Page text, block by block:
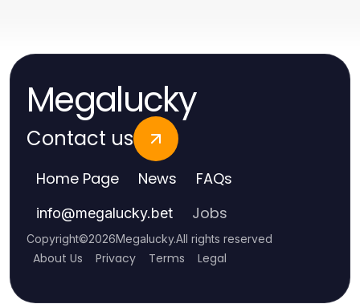
Megalucky
Contact us
Home Page News FAQs
info@megalucky.bet Jobs
Copyright©2026Megalucky.All rights reserved
About Us Privacy Terms Legal